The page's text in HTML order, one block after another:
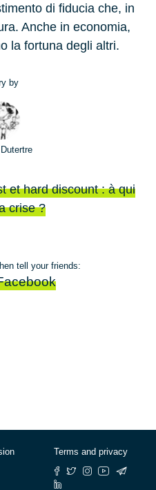
di fiducia che, in
Anche in economia,
la fortuna degli altri.
by
et hard discount : à qui
crise ?
tell your friends:
Terms and privacy